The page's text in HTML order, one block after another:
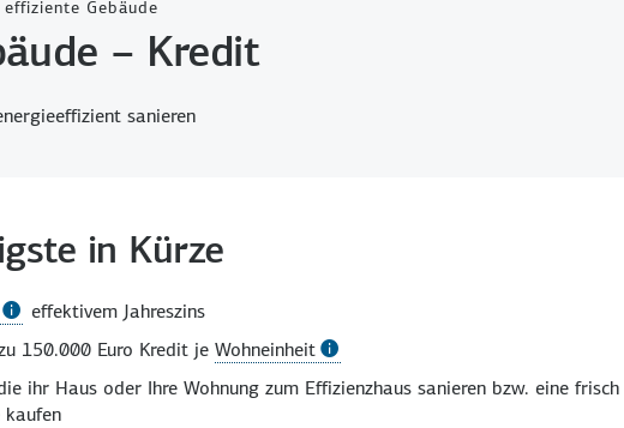
Gebäude
– Kredit
sanieren
in Kürze
effektivem Jahres­zins
150.000 Euro Kredit je Wohneinheit
ihr Haus oder Ihre Wohnung zum Effizienz­haus sanieren bzw. eine frisch